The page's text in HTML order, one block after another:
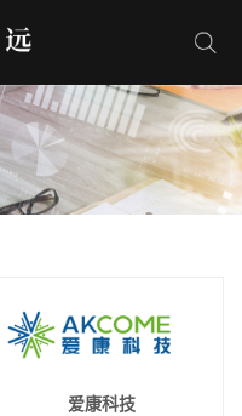
爱康科技